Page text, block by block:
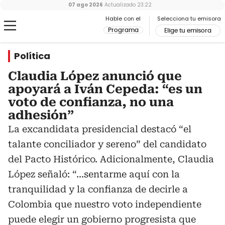
Hable con el
Programa
Selecciona tu emisora
Elige tu emisora
07 ago 2026 Actualizado 23:22
Política
Claudia López anunció que
apoyará a Iván Cepeda: “es un
voto de confianza, no una
adhesión”
La excandidata presidencial destacó “el
talante conciliador y sereno” del candidato
del Pacto Histórico. Adicionalmente, Claudia
López señaló: “...sentarme aquí con la
tranquilidad y la confianza de decirle a
Colombia que nuestro voto independiente
puede elegir un gobierno progresista que